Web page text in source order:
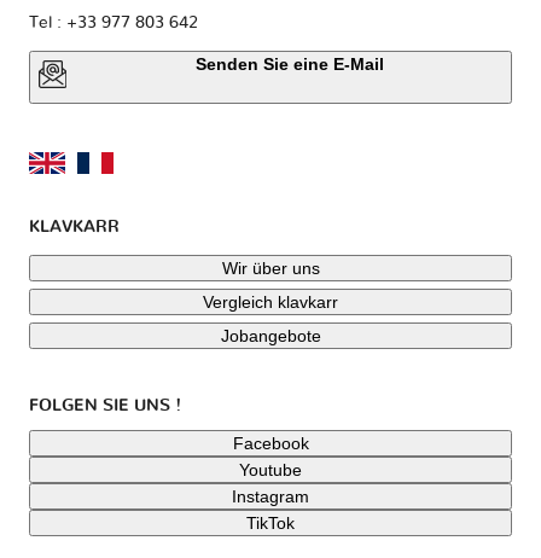
Tel : +33 977 803 642
Senden Sie eine E-Mail
KLAVKARR
Wir über uns
Vergleich klavkarr
Jobangebote
FOLGEN SIE UNS !
Facebook
Youtube
Instagram
TikTok